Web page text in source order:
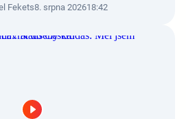
Fekets8. srpna 202618:42